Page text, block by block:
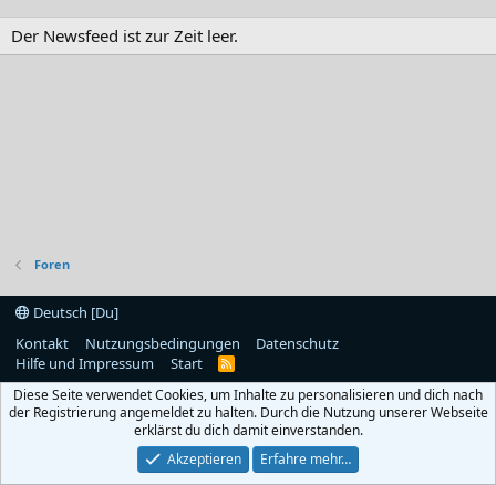
Der Newsfeed ist zur Zeit leer.
Foren
Deutsch [Du]
Kontakt
Nutzungsbedingungen
Datenschutz
Hilfe und Impressum
Start
R
S
Diese Seite verwendet Cookies, um Inhalte zu personalisieren und dich nach
der Registrierung angemeldet zu halten. Durch die Nutzung unserer Webseite
erklärst du dich damit einverstanden.
Akzeptieren
Erfahre mehr…